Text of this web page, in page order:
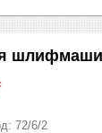
72/6/2